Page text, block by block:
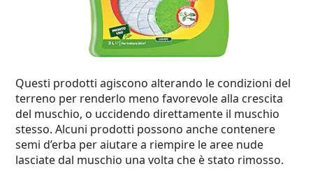
Questi prodotti agiscono alterando le condizioni del
terreno per renderlo meno favorevole alla crescita
del muschio, o uccidendo direttamente il muschio
stesso. Alcuni prodotti possono anche contenere
semi d’erba per aiutare a riempire le aree nude
lasciate dal muschio una volta che è stato rimosso.